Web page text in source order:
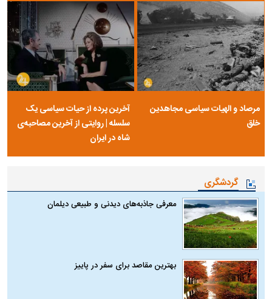
مرصاد و الهیات سیاسی مجاهدین
خلق
آخرین پرده از حیات سیاسی یک
سلسله | روایتی از آخرین مصاحبه‌ی
شاه در ایران
گردشگری
معرفی جاذبه‌های دیدنی و طبیعی دیلمان
بهترین مقاصد برای سفر در پاییز